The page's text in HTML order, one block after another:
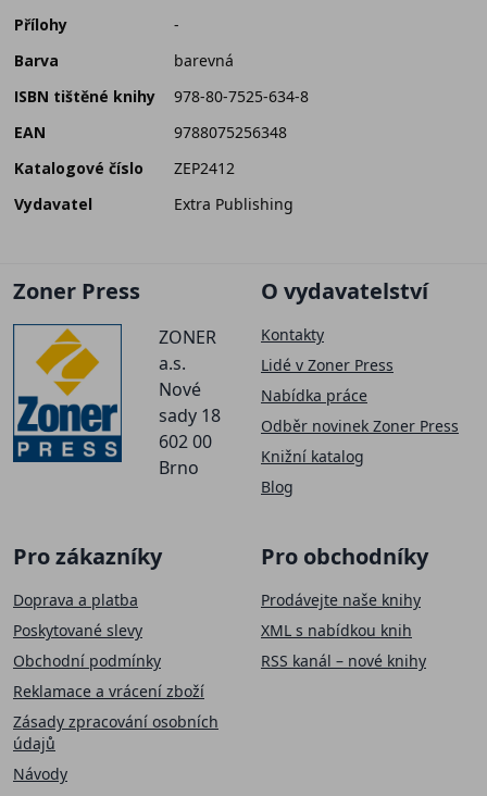
Přílohy
-
Barva
barevná
ISBN tištěné knihy
978-80-7525-634-8
EAN
9788075256348
Katalogové číslo
ZEP2412
Vydavatel
Extra Publishing
Zoner Press
ZONER
a.s.
Nové
sady 18
602 00
Brno
O vydavatelství
Kontakty
Lidé v Zoner Press
Nabídka práce
Odběr novinek Zoner Press
Knižní katalog
Blog
Pro zákazníky
Doprava a platba
Poskytované slevy
Obchodní podmínky
Reklamace a vrácení zboží
Zásady zpracování osobních
údajů
Návody
Pro obchodníky
Prodávejte naše knihy
XML s nabídkou knih
RSS kanál – nové knihy